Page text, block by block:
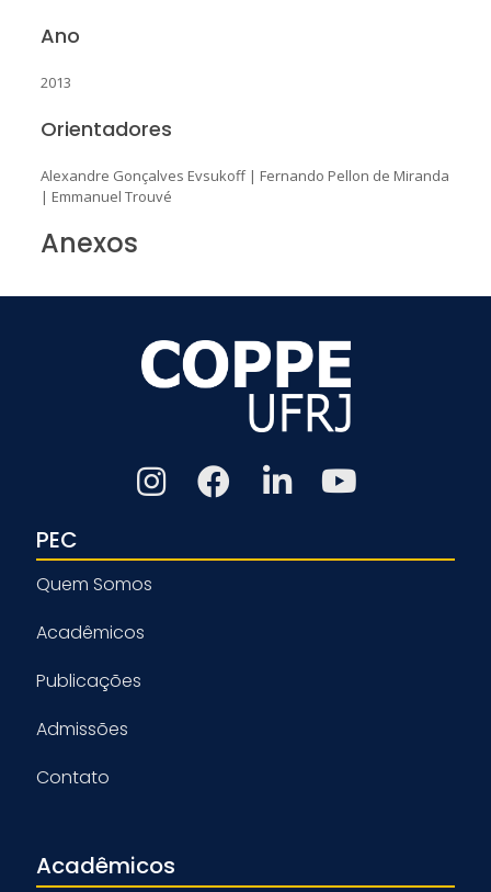
Ano
2013
Orientadores
Alexandre Gonçalves Evsukoff| Fernando Pellon de Miranda
| Emmanuel Trouvé
Anexos
PEC
Quem Somos
Acadêmicos
Publicações
Admissões
Contato
Acadêmicos